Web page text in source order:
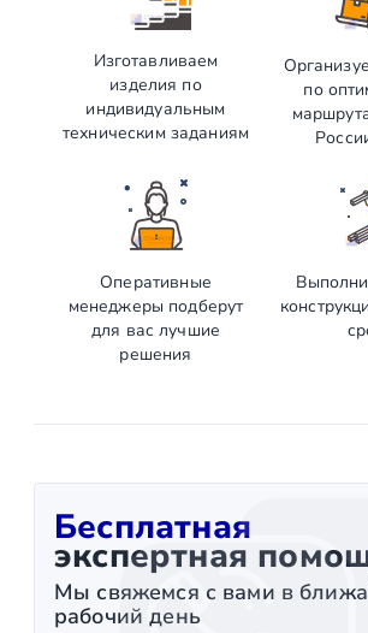
Изготавливаем
изделия по
индивидуальным
техническим заданиям
по
Оперативные
менеджеры подберут
для вас лучшие
решения
Бесплатная
экспертная
Мы свяжемся с вами в
рабочий день